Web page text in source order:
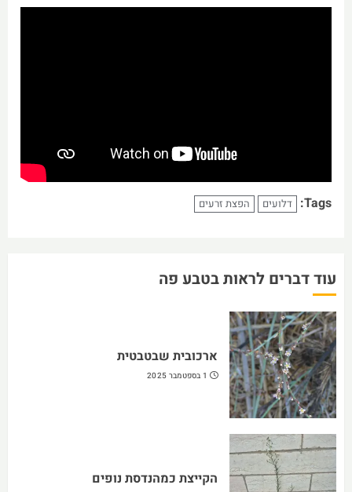
Tags: דלועים הפצת זרעים
עוד דברים לראות בטבע פה
ארכובית שבטבטית
1 בספטמבר 2025
הקייצת כמהנדסת נופים